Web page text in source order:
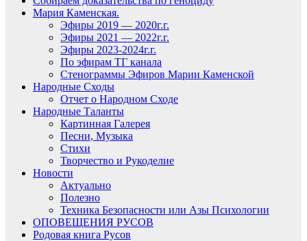
Мария Каменская.
Эфиры 2019 — 2020г.г.
Эфиры 2021 — 2022г.г.
Эфиры 2023-2024г.г.
По эфирам ТГ канала
Стенограммы Эфиров Марии Каменской
Народные Сходы
Отчет о Народном Сходе
Народные Таланты
Картинная Галерея
Песни, Музыка
Стихи
Творчество и Рукоделие
Новости
Актуально
Полезно
Техника Безопасности или Азы Психологии
ОПОВЕЩЕНИЯ РУСОВ
Родовая книга Русов